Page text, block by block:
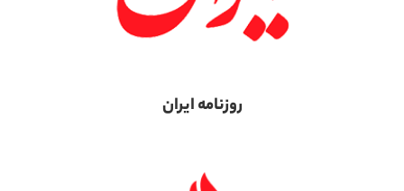
روزنامه ایران